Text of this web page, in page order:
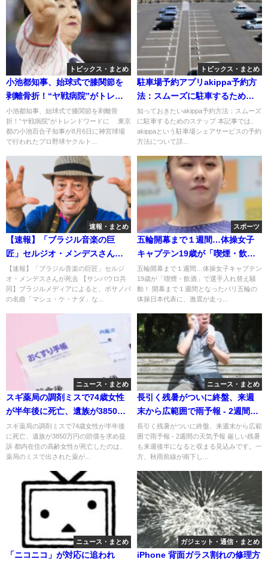
トピックス・まとめ
小池都知事、始球式で膝関節を
剥離骨折！“ヤ戦病院”がトレン
ドワードに
小池都知事、始球式で膝関節を剥離骨
折！“ヤ戦病院”がトレンドワードに 東京
都の小池百合子知事が8月6日に神宮球場
で行われたプロ野球ヤクルト...
トピックス・まとめ
駐車場予約アプリakippa予約方
法：スムーズに駐車するための
ステップ
知っておきたいakippa予約方法：スムーズ
に駐車するためのステップ 本記事では、
akippaという駐車場シェアサービスの予約
方法について詳...
速報・まとめ
【速報】「ブラジル音楽の巨
匠」セルジオ・メンデスさんが
死去
【速報】「ブラジル音楽の巨匠」セルジ
オ・メンデスさんが死去 【サンパウロ共
同】ブラジルメディアによると、ボサノバ
の名曲「マシュ・ケ・ナダ」な...
スポーツ
五輪開幕まで１週間…体操女子
キャプテン19歳が「喫煙・飲
酒」で選手入れ替え騒動！
五輪開幕まで１週間…体操女子キャプテン
19歳が「喫煙・飲酒」で選手入れ替え騒
動！ 開幕まで１週間となったパリ五輪の
体操日本代表に、激震が走っ...
ニュース・まとめ
スギ薬局の調剤ミスで74歳女性
が半年後に死亡、遺族が3850万
円の賠償を求め提訴
スギ薬局の調剤ミスで74歳女性が半年後
に死亡、遺族が3850万円の賠償を求め提
訴 都内在住の高齢女性が死亡したのは、
薬局のミスで出された薬が...
ニュース・まとめ
長引く残暑がついに終盤、来週
末から広範囲で雨予報 - 2週間の
天気予報
長引く残暑がついに終盤、来週末から広範
囲で雨予報 - 2週間の天気予報 厳しい残暑
も来週後半になると収まる見込みです。一
方、秋雨前線が南下し...
ニュース・まとめ
「ニコニコ」が対応に追われ
ガジェット・通信・まとめ
iPhone 背面ガラス割れの修理方